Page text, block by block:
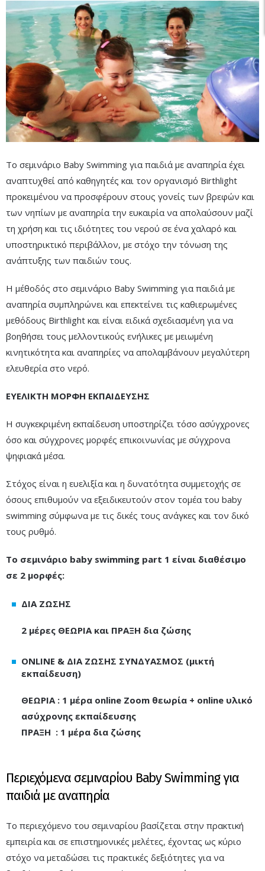
Το σεμινάριο Baby Swimming για παιδιά με αναπηρία έχει
αναπτυχθεί από καθηγητές και τον οργανισμό Birthlight
προκειμένου να προσφέρουν στους γονείς των βρεφών και
των νηπίων με αναπηρία την ευκαιρία να απολαύσουν μαζί
τη χρήση και τις ιδιότητες του νερού σε ένα χαλαρό και
υποστηρικτικό περιβάλλον, με στόχο την τόνωση της
ανάπτυξης των παιδιών τους.
Η μέθοδός στο σεμινάριο Baby Swimming για παιδιά με
αναπηρία συμπληρώνει και επεκτείνει τις καθιερωμένες
μεθόδους Birthlight και είναι ειδικά σχεδιασμένη για να
βοηθήσει τους μελλοντικούς ενήλικες με μειωμένη
κινητικότητα και αναπηρίες να απολαμβάνουν μεγαλύτερη
ελευθερία στο νερό.
ΕΥΕΛΙΚΤΗ ΜΟΡΦΗ ΕΚΠΑΙΔΕΥΣΗΣ
Η συγκεκριμένη εκπαίδευση υποστηρίζει τόσο ασύγχρονες
όσο και σύγχρονες μορφές επικοινωνίας με σύγχρονα
ψηφιακά μέσα.
Στόχος είναι η ευελιξία και η δυνατότητα συμμετοχής σε
όσους επιθυμούν να εξειδικευτούν στον τομέα του baby
swimming σύμφωνα με τις δικές τους ανάγκες και τον δικό
τους ρυθμό.
Το σεμινάριο baby swimming part 1 είναι διαθέσιμo
σε 2 μορφές:
ΔΙΑ ΖΩΣΗΣ
2 μέρες ΘΕΩΡΙΑ και ΠΡΑΞΗ δια ζώσης
ONLINE & ΔΙΑ ΖΩΣΗΣ ΣΥΝΔΥΑΣΜΟΣ (μικτή
εκπαίδευση)
ΘΕΩΡΙΑ : 1 μέρα online Zoom θεωρία + online υλικό
ασύχρονης εκπαίδευσης
ΠΡΑΞΗ : 1 μέρα δια ζώσης
Περιεχόμενα σεμιναρίου Baby Swimming για
παιδιά με αναπηρία
Το περιεχόμενο του σεμιναρίου βασίζεται στην πρακτική
εμπειρία και σε επιστημονικές μελέτες, έχοντας ως κύριο
στόχο να μεταδώσει τις πρακτικές δεξιότητες για να